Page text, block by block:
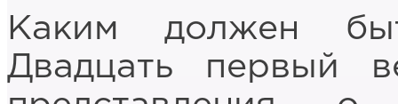
Каким должен
Двадцать первый